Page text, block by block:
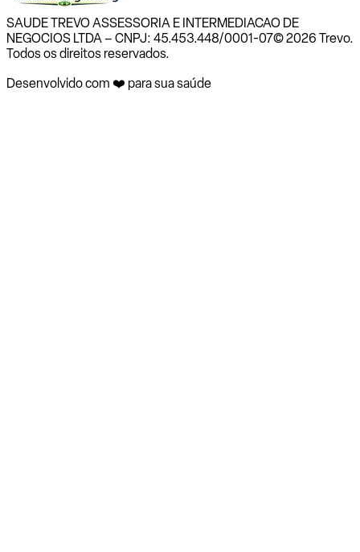
SAUDE TREVO ASSESSORIA E INTERMEDIACAO DE
NEGOCIOS LTDA – CNPJ: 45.453.448/0001-07© 2026 Trevo.
Todos os direitos reservados.
Desenvolvido com ❤️ para sua saúde